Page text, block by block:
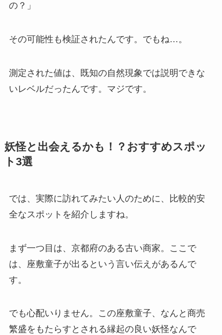
の？」
その可能性も検証されたんです。でもね…。
測定された値は、既知の自然現象では説明できな
いレベルだったんです。マジです。
妖怪と出会えるかも！？おすすめスポッ
ト3選
では、実際に訪れてみたい人のために、比較的安
全なスポットを紹介しますね。
まず一つ目は、京都府のある古い商家。ここで
は、座敷童子が出るという言い伝えがあるんで
す。
でも心配いりません。この座敷童子、なんと商売
繁盛をもたらすとされる縁起の良い妖怪なんで